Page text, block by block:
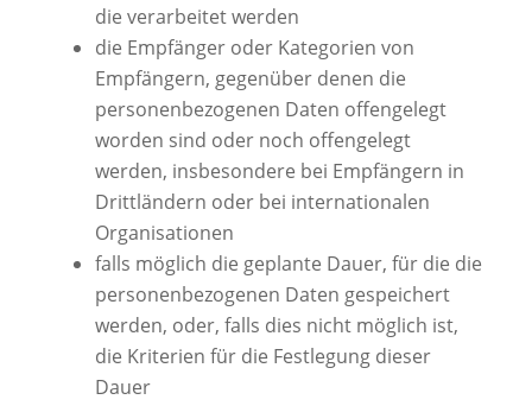
die verarbeitet werden
die Empfänger oder Kategorien von
Empfängern, gegenüber denen die
personenbezogenen Daten offengelegt
worden sind oder noch offengelegt
werden, insbesondere bei Empfängern in
Drittländern oder bei internationalen
Organisationen
falls möglich die geplante Dauer, für die die
personenbezogenen Daten gespeichert
werden, oder, falls dies nicht möglich ist,
die Kriterien für die Festlegung dieser
Dauer